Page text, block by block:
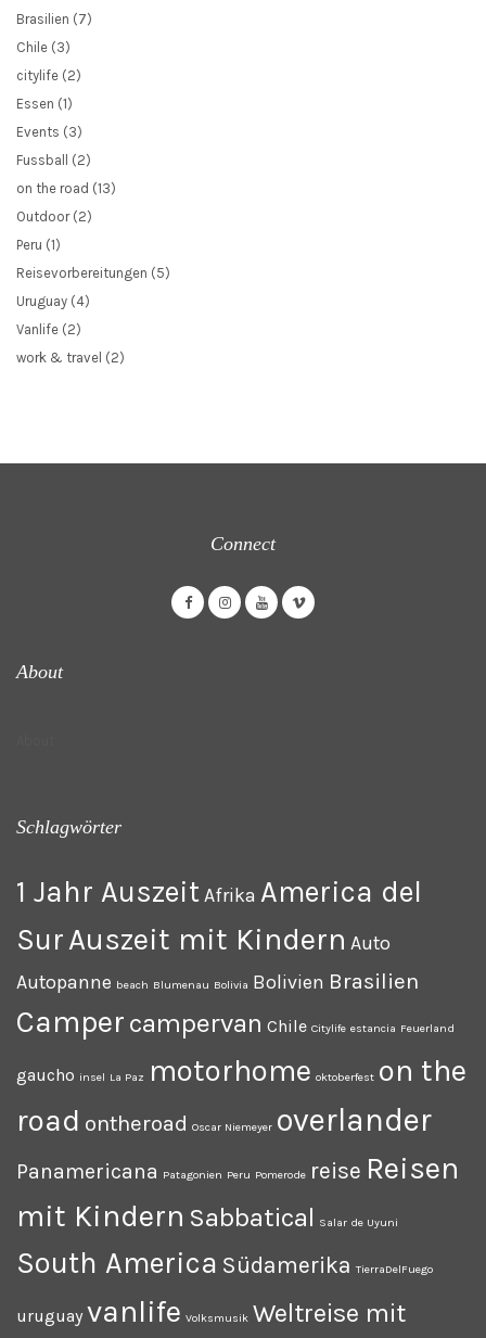
Brasilien (7)
Chile (3)
citylife (2)
Essen (1)
Events (3)
Fussball
(2)
on the road (13)
Outdoor(2)
Peru (1)
Reisevorbereitungen (5)
Uruguay (4)
Vanlife (2)
work & travel (2)
Connect
About
Schlagwörter
1 Jahr Auszeit Afrika America del
SurAuszeit mit Kindern Auto
Autopanne beach Blumenau Bolivia Bolivien Brasilien
Camper campervan Chile Citylife estancia Feuerland
gaucho insel La Paz motorhome oktoberfest on the
road ontheroad Oscar Niemeyer overlander
Panamericana Patagonien Peru Pomerode reise Reisen
mit Kindern Sabbatical Salar de Uyuni
South America Südamerika TierraDelFuego
uruguay vanlife Volksmusik Weltreise mit